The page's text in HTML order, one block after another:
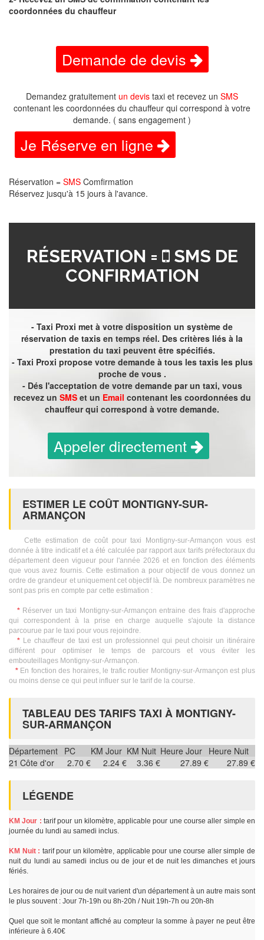
coordonnées du chauffeur
Demande de devis
Demandez gratuitement un devis taxi et recevez un SMS
contenant les coordonnées du chauffeur qui correspond à votre
demande. ( sans engagement )
Je Réserve en ligne
Réservation = SMS Comfirmation
Réservez jusqu'à 15 jours à l'avance.
RÉSERVATION =
SMS DE
CONFIRMATION
- Taxi Proxi met à votre disposition un système de
réservation de taxis en temps réel. Des critères liés à la
prestation du taxi peuvent être spécifiés.
- Taxi Proxi propose votre demande à tous les taxis les plus
proche de vous .
- Dés l'acceptation de votre demande par un taxi, vous
recevez un SMSet un Email contenant les coordonnées du
chauffeur qui correspond à votre demande.
Appeler directement
ESTIMER LE COÛT MONTIGNY-SUR-
ARMANÇON
Cette estimation de coût pour taxi Montigny-sur-Armançon vous est
donnée à titre indicatif et a été calculée par rapport aux tarifs préfectoraux du
département deen vigueur pour l'année 2026 et en fonction des éléments
que vous avez fournis. Cette estimation a pour objectif de vous donnez un
ordre de grandeur et uniquement cet objectif là. De nombreux paramètres ne
sont pas pris en compte par cette estimation :
*Réserver un taxi Montigny-sur-Armançon entraine des frais d'approche
qui correspondent à la prise en charge auquelle s'ajoute la distance
parcourue par le taxi pour vous rejoindre.
* Le chauffeur de taxi est un professionnel qui peut choisir un itinéraire
différent pour optimiser le temps de parcours et vous éviter les
embouteillages Montigny-sur-Armançon.
*En fonction des horaires, le trafic routier Montigny-sur-Armançon est plus
ou moins dense ce qui peut influer sur le tarif de la course.
TABLEAU DES TARIFS TAXI À MONTIGNY-
SUR-ARMANÇON
Département PC KM Jour KM Nuit Heure Jour Heure Nuit
21 Côte d'or 2.70 € 2.24 € 3.36 € 27.89 € 27.89 €
LÉGENDE
KM Jour : tarif pour un kilomètre, applicable pour une course aller simple en
journée du lundi au samedi inclus.
KM Nuit : tarif pour un kilomètre, applicable pour une course aller simple de
nuit du lundi au samedi inclus ou de jour et de nuit les dimanches et jours
fériés.
Les horaires de jour ou de nuit varient d'un département à un autre mais sont
le plus souvent : Jour 7h-19h ou 8h-20h / Nuit 19h-7h ou 20h-8h
Quel que soit le montant affiché au compteur la somme à payer ne peut être
inférieure à 6.40€